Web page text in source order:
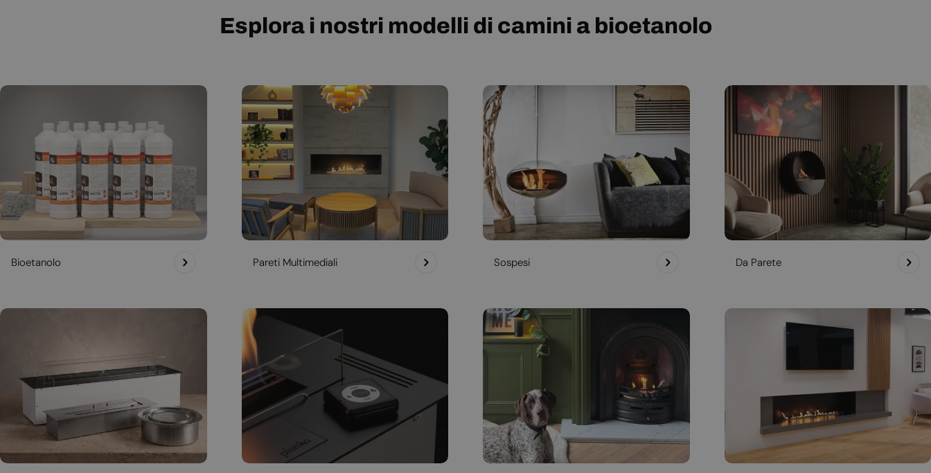
Esplora i nostri modelli di camini a bioetanolo
Bioetanolo Pareti Multimediali Sospesi Da Parete